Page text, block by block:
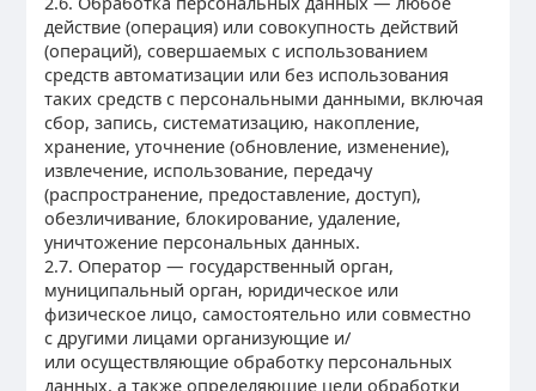
действие (операция) или совокупность действий
(операций), совершаемых с использованием
средств автоматизации или без использования
таких средств с персональными данными, включая
сбор, запись, систематизацию, накопление,
хранение, уточнение (обновление, изменение),
извлечение, использование, передачу
(распространение, предоставление, доступ),
обезличивание, блокирование, удаление,
уничтожение персональных данных.
2.7. Оператор — государственный орган,
муниципальный орган, юридическое или
физическое лицо, самостоятельно или совместно
с другими лицами организующие и/
или осуществляющие обработку персональных
данных, а также определяющие цели обработки